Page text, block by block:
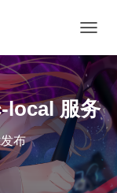
local 服务
发布